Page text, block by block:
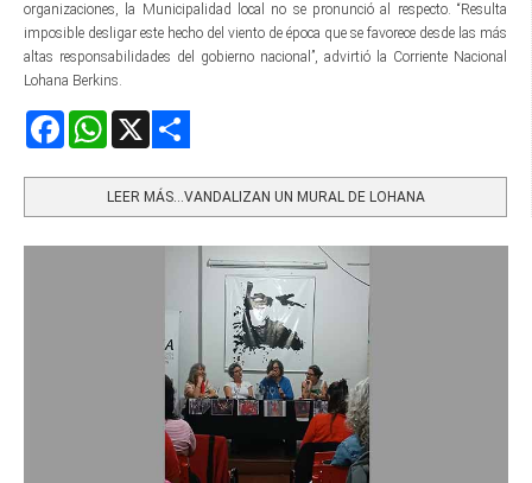
organizaciones, la Municipalidad local no se pronunció al respecto. “Resulta
imposible desligar este hecho del viento de época que se favorece desde las más
altas responsabilidades del gobierno nacional”, advirtió la Corriente Nacional
Lohana Berkins.
FacebookWhatsApp
LEER MÁS…VANDALIZAN UN MURAL DE LOHANA